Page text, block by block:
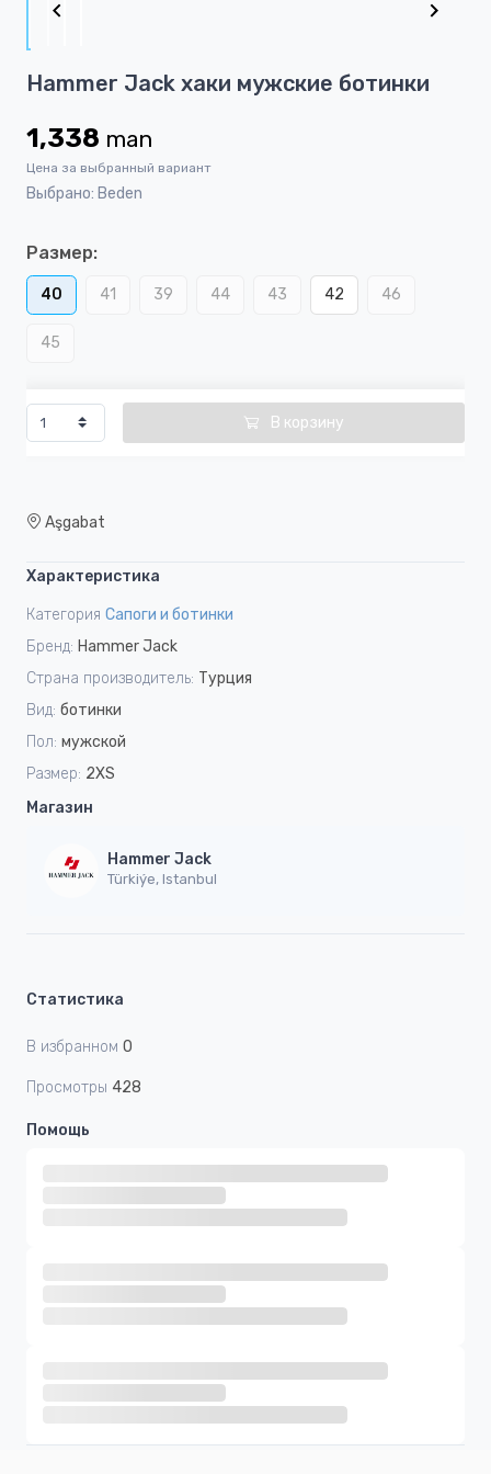
4
1
4
Hammer Jack хаки мужские ботинки
1,338 man
Цена за выбранный вариант
Выбрано: Beden
Размер:
40 41 39 44 43 42 46
45
В корзину
Aşgabat
Характеристика
Категория Сапоги и ботинки
Бренд: Hammer Jack
Страна производитель: Турция
Вид: ботинки
Пол: мужской
Размер: 2XS
Магазин
Hammer Jack
Türkiýe, Istanbul
Статистика
В избранном 0
Просмотры 428
Помощь